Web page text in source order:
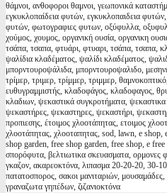
θάμνοι, ανθοφοροι θαμνοι, γεωπονικά
εγκυκλοπαίδεια φυτών, εγκυκλοπαιδεια
φυτών, φωτογραφιες φυτων, οξύφυλλα,
χούμος, χουμος, οργανική ουσία, οργανικη
τσάπα, τσαπα, φτυάρι, φτυαρι, τσάπα, τσαπα,
ψαλίδια κλαδέματος, ψαλίδι κλαδέματος,
μπορντουροψάλιδα, μπορντουροψαλιδο,
τρίμερ, τριμερ, τρίμμερ, τριμμερ,
ευθυγραμμιστής, κλαδοφάγος, κλαδοφαγος,
κλαδιων, ψεκαστικά συγκροτήματα,
ψεκαστήρες, ψεκαστηρες, ψεκαστήρι,
προπιεσης, έτοιμος χλοοτάπητας, ετοιμος
χλοοτάπητας, χλοοταπητας, sod, lawn, e
shop garden, free shop garden, free shop, e free
σπορόφυτα, βελτιωτικα σκευασματα, ορμονες
γκαζον, ακαρεοκτόνα, λιπασμα 20-20-20, 30-
πατατοσπορος, σακοι μανιταριών,
γραναζωτα γηπέδων, ζιζανιοκτόνα